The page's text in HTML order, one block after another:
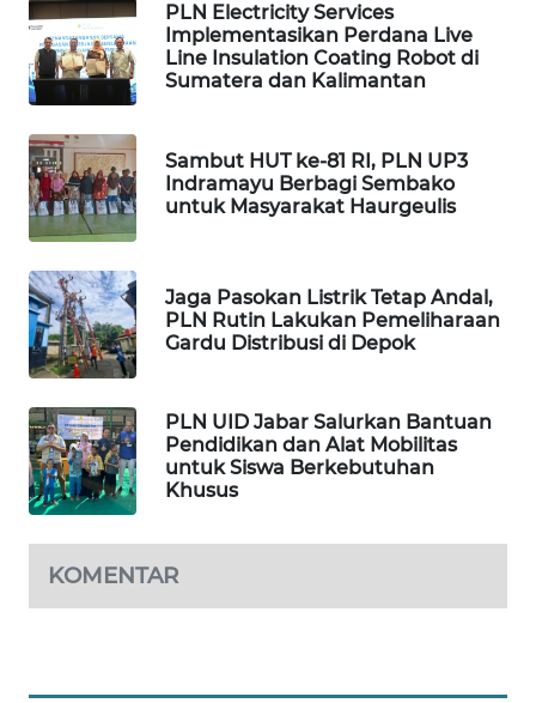
PLN Electricity Services
Implementasikan Perdana Live
Line Insulation Coating Robot di
Sumatera dan Kalimantan
Sambut HUT ke-81 RI, PLN UP3
Indramayu Berbagi Sembako
untuk Masyarakat Haurgeulis
Jaga Pasokan Listrik Tetap Andal,
PLN Rutin Lakukan Pemeliharaan
Gardu Distribusi di Depok
PLN UID Jabar Salurkan Bantuan
Pendidikan dan Alat Mobilitas
untuk Siswa Berkebutuhan
Khusus
KOMENTAR
WN
SAMOSIR
WN
PADANG
LAWAS
WN
SUMEDANG
WN
CIANJUR
WN
KEPULAUAN
SERIBU
TANGERANG